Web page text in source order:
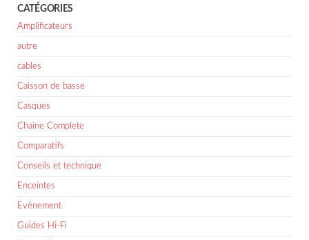
CATÉGORIES
Amplificateurs
autre
cables
Caisson de basse
Casques
Chaine Complete
Comparatifs
Conseils et technique
Enceintes
Evènement
Guides Hi-Fi